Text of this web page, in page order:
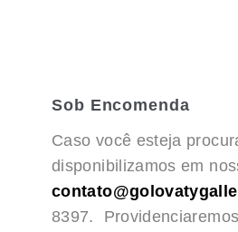
Sob Encomenda
Caso você esteja
disponibilizamos em
8397.